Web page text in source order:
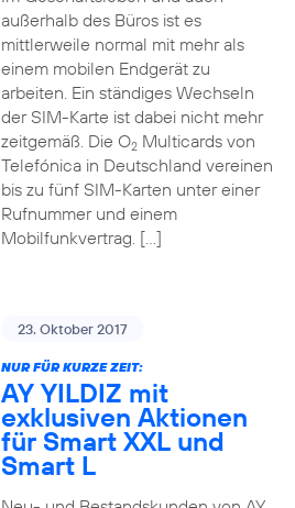
außerhalb des Büros ist es
mittlerweile normal mit mehr als
einem mobilen Endgerät zu
arbeiten. Ein ständiges Wechseln
der SIM-Karte ist dabei nicht mehr
zeitgemäß. Die O2Multicards von
Telefónica in Deutschland vereinen
bis zu fünf SIM-Karten unter einer
Rufnummer und einem
Mobilfunkvertrag. […]
23. Oktober 2017
NUR FÜR KURZE ZEIT:
AY YILDIZ mit
exklusiven Aktionen
für Smart XXL und
Smart L